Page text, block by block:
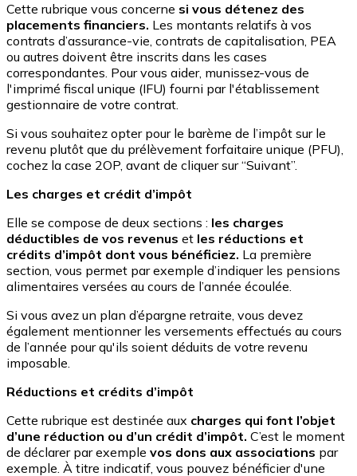
Cette rubrique vous concerne si vous détenez des
placements financiers. Les montants relatifs à vos
contrats d’assurance-vie, contrats de capitalisation, PEA
ou autres doivent être inscrits dans les cases
correspondantes. Pour vous aider, munissez-vous de
l'imprimé fiscal unique (IFU) fourni par l'établissement
gestionnaire de votre contrat.
Si vous souhaitez opter pour le barème de l’impôt sur le
revenu plutôt que du prélèvement forfaitaire unique (PFU),
cochez la case 2OP, avant de cliquer sur “Suivant”.
Les charges et crédit d’impôt
Elle se compose de deux sections : les charges
déductibles de vos revenus et les réductions et
crédits d’impôt dont vous bénéficiez. La première
section, vous permet par exemple d’indiquer les pensions
alimentaires versées au cours de l’année écoulée.
Si vous avez un plan d’épargne retraite, vous devez
également mentionner les versements effectués au cours
de l’année pour qu'ils soient déduits de votre revenu
imposable.
Réductions et crédits d’impôt
Cette rubrique est destinée aux charges qui font l’objet
d’une réduction ou d’un crédit d’impôt. C’est le moment
de déclarer par exemple vos dons aux associations par
exemple. À titre indicatif, vous pouvez bénéficier d'une